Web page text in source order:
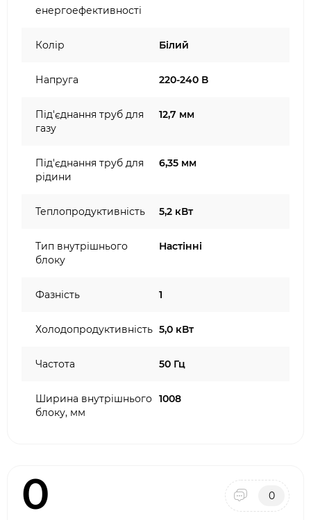
енергоефективності
Колір Білий
Напруга 220-240 В
Під'єднання труб для
газу
12,7 мм
Під'єднання труб для
рідини
6,35 мм
Теплопродуктивність 5,2 кВт
Тип внутрішнього
блоку
Настінні
Фазність 1
Холодопродуктивність 5,0 кВт
Частота 50 Гц
Ширина внутрішнього
блоку, мм
1008
0 0